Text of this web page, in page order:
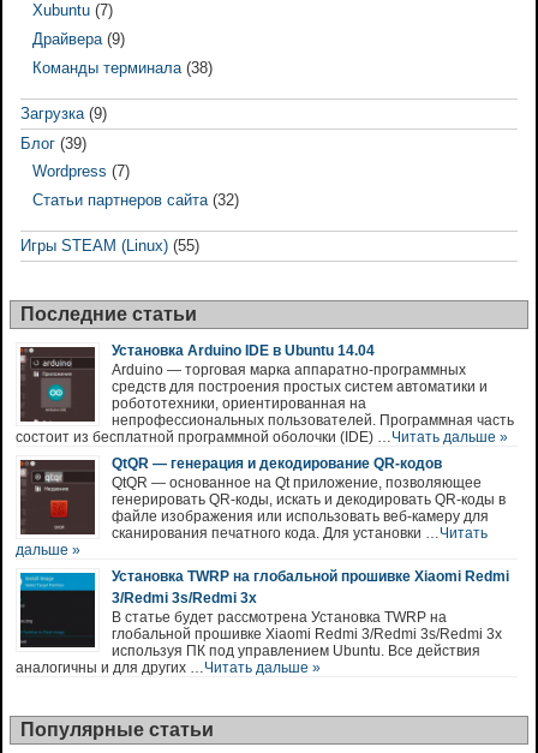
Xubuntu (7)
Драйвера(9)
Команды терминала(38)
Загрузка(9)
Блог (39)
Wordpress (7)
Статьи партнеров сайта(32)
Игры STEAM (Linux) (55)
Последние статьи
Установка Arduino IDE в Ubuntu 14.04
Arduino — торговая марка аппаратно-программных
средств для построения простых систем автоматики и
робототехники, ориентированная на
непрофессиональных пользователей. Программная часть
состоит из бесплатной программной оболочки (IDE) …Читать дальше »
QtQR — генерация и декодирование QR-кодов
QtQR — основанное на Qt приложение, позволяющее
генерировать QR-коды, искать и декодировать QR-коды в
файле изображения или использовать веб-камеру для
сканирования печатного кода. Для установки …Читать
дальше »
Установка TWRP на глобальной прошивке Xiaomi Redmi
3/Redmi 3s/Redmi 3x
В статье будет рассмотрена Установка TWRP на
глобальной прошивке Xiaomi Redmi 3/Redmi 3s/Redmi 3x
используя ПК под управлением Ubuntu. Все действия
аналогичны и для других …Читать дальше »
Популярные статьи